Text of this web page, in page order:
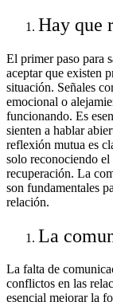
Hay que
El primer paso para
aceptar que existen
situación. Señales
emocional o
funcionando. Es
sienten a hablar
reflexión mutua es
solo reconociendo el
recuperación. La
son fundamentales
relación.
La
La falta de
conflictos en las
esencial mejorar la